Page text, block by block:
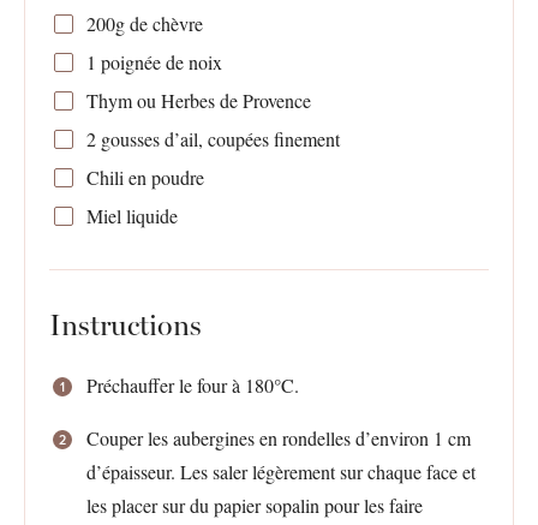
200gde chèvre
1 poignée de noix
Thym ou Herbes de Provence
2gousses d’ail, coupées finement
Chili en poudre
Miel liquide
Instructions
Préchauffer le four à 180°C.
Couper les aubergines en rondelles d’environ 1 cm
d’épaisseur. Les saler légèrement sur chaque face et
les placer sur du papier sopalin pour les faire